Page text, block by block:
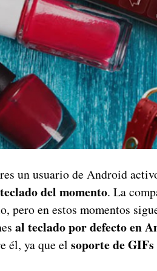
un usuario de Android
del momento. La
pero en estos momentos
al teclado por defecto en
él, ya que el soporte de